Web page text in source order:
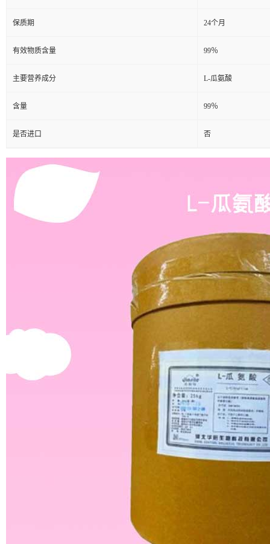
保质期 24个月
有效物质含量 99％
主要营养成分 L-瓜氨酸
含量 99％
是否进口 否